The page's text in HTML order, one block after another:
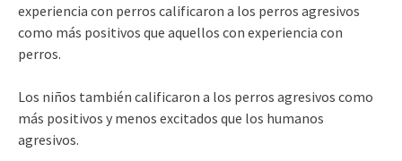
experiencia con perros calificaron a los perros agresivos
como más positivos que aquellos con experiencia con
perros.
Los niños también calificaron a los perros agresivos como
más positivos y menos excitados que los humanos
agresivos.